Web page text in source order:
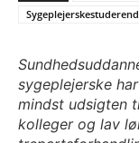
sygeplejerske
mindst udsigten
kolleger og lav